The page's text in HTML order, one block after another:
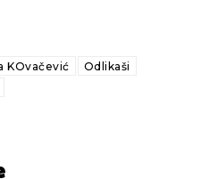
KOvačević
Odlikaši